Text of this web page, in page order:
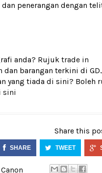
penerangan dengan
anda? Rujuk trade in
barangan terkini di
yang tiada di sini? Boleh
sini
Share this
SHARE TWEET
Canon